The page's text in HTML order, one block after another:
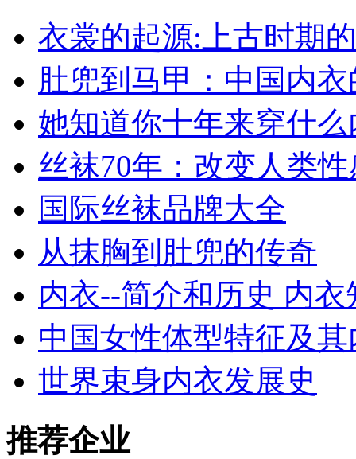
衣裳的起源:上古时期
肚兜到马甲：中国内
她知道你十年来穿什么
丝袜70年：改变人类
国际丝袜品牌大全
从抹胸到肚兜的传奇
内衣--简介和历史 内衣
中国女性体型特征及
世界束身内衣发展史
推荐企业